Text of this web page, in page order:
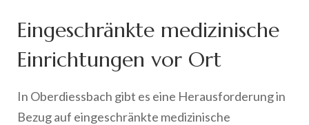
Eingeschränkte medizinische
Einrichtungen vor Ort
In Oberdiessbach gibt es eine Herausforderung in
Bezug auf eingeschränkte medizinische